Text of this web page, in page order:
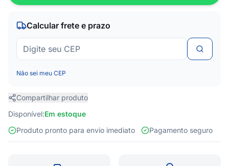
Calcular frete e prazo
Não sei meu CEP
Compartilhar produto
Disponível:Em estoque
Produto pronto para envio imediato
Pagamento seguro